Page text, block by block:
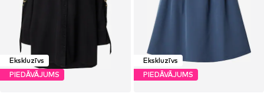
Ekskluzīvs
PIEDĀVĀJUMS
Ekskluzīvs
PIEDĀVĀJUMS